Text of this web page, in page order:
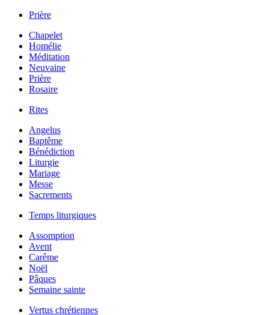
Prière
Chapelet
Homélie
Méditation
Neuvaine
Prière
Rosaire
Rites
Angelus
Baptême
Bénédiction
Liturgie
Mariage
Messe
Sacrements
Temps liturgiques
Assomption
Avent
Carême
Noël
Pâques
Semaine sainte
Vertus chrétiennes